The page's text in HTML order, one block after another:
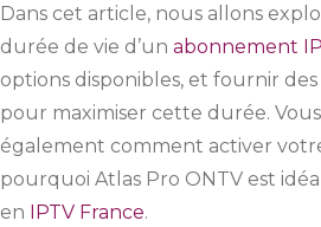
Dans cet article, nous allons
durée de vie d’un abonnement
options disponibles, et fournir
pour maximiser cette durée.
également comment activer
pourquoi Atlas Pro ONTV est
en IPTV France.